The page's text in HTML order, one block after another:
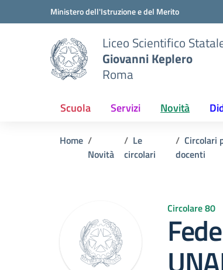
Vai ai contenuti
Vai al menu di navigazioneMinistero dell'Istruzione e del Merito
Liceo Scientifico
Giovanni Keplero
Roma
Scuola Servizi Novità
Home
Novità
Le
circolari
Circolari
docenti
Circolare 80